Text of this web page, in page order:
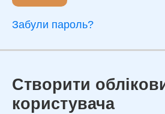
Забули пароль?
Створити
користувача